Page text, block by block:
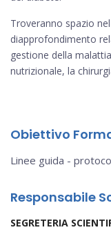
Troveranno spazio
diapprofondimento
gestione della
nutrizionale, la
Obiettivo
Linee guida -
Responsabile
SEGRETERIA